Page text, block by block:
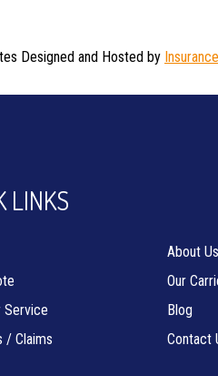
Designed and Hosted by
LINKS
Service
/ Claims
About Us
Our
Blog
Contact